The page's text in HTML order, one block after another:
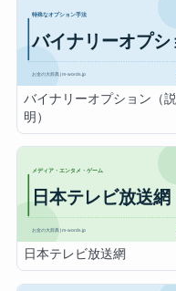
バイナリーオプション（説
明）
日本テレビ放送網